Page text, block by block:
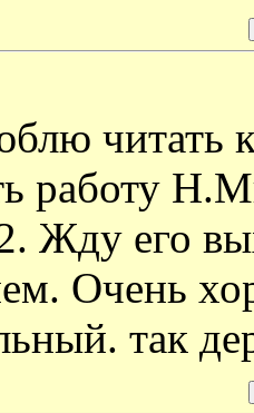
читать
работу
Жду его
Очень
так